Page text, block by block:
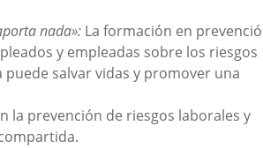
nada»: La formación en
y empleadas sobre los riesgos
salvar vidas y promover una
la prevención de riesgos laborales y